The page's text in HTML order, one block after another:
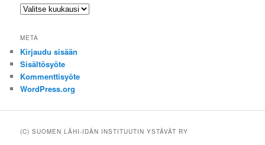
Arkisto
META
Kirjaudu sisään
Sisältösyöte
Kommenttisyöte
WordPress.org
(C) SUOMEN LÄHI-IDÄN INSTITUUTIN YSTÄVÄT RY